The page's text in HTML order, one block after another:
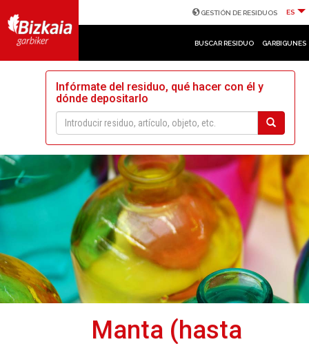
GESTIÓN DE RESIDUOS ES
BUSCAR RESIDUO GARBIGUNES
Infórmate del residuo, qué hacer con él y
dónde depositarlo
Manta (hasta